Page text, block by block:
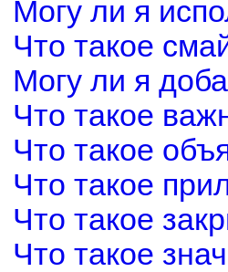
Могу ли я
Что такое
Могу ли я
Что такое
Что такое
Что такое
Что такое
Что такое